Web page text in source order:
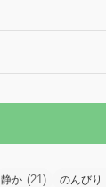
静か (21) のんびり